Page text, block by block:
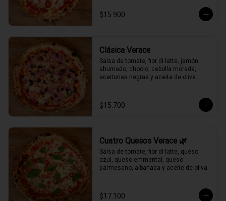
$15.900
Clásica Verace
Salsa de tomate, fior di latte, jamón
ahumado, choclo, cebolla morada,
aceitunas negras y aceite de oliva.
$15.700
Cuatro Quesos Verace 🌿
Salsa de tomate, fior di latte, queso
azul, queso emmental, queso
parmesano, albahaca y aceite de oliva.
$17.100